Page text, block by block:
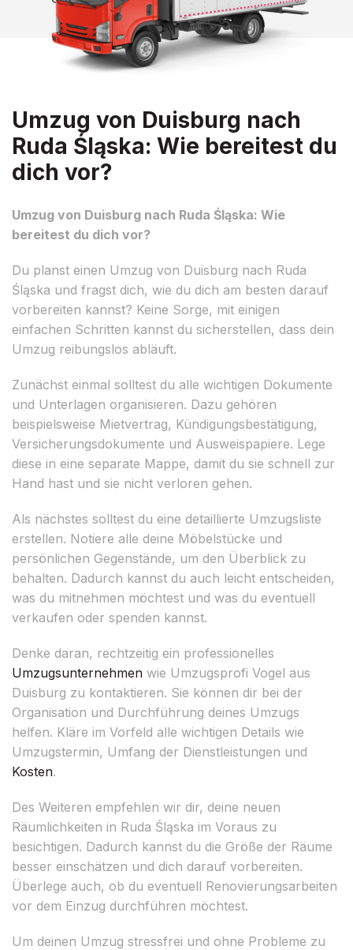
Umzug von Duisburg nach
Ruda Śląska: Wie bereitest du
dich vor?
Umzug von Duisburg nach Ruda Śląska: Wie
bereitest du dich vor?
Du planst einen Umzug von Duisburg nach Ruda
Śląska und fragst dich, wie du dich am besten darauf
vorbereiten kannst? Keine Sorge, mit einigen
einfachen Schritten kannst du sicherstellen, dass dein
Umzug reibungslos abläuft.
Zunächst einmal solltest du alle wichtigen Dokumente
und Unterlagen organisieren. Dazu gehören
beispielsweise Mietvertrag, Kündigungsbestätigung,
Versicherungsdokumente und Ausweispapiere. Lege
diese in eine separate Mappe, damit du sie schnell zur
Hand hast und sie nicht verloren gehen.
Als nächstes solltest du eine detaillierte Umzugsliste
erstellen. Notiere alle deine Möbelstücke und
persönlichen Gegenstände, um den Überblick zu
behalten. Dadurch kannst du auch leicht entscheiden,
was du mitnehmen möchtest und was du eventuell
verkaufen oder spenden kannst.
Denke daran, rechtzeitig ein professionelles
Umzugsunternehmen wie Umzugsprofi Vogel aus
Duisburg zu kontaktieren. Sie können dir bei der
Organisation und Durchführung deines Umzugs
helfen. Kläre im Vorfeld alle wichtigen Details wie
Umzugstermin, Umfang der Dienstleistungen und
Kosten.
Des Weiteren empfehlen wir dir, deine neuen
Räumlichkeiten in Ruda Śląska im Voraus zu
besichtigen. Dadurch kannst du die Größe der Räume
besser einschätzen und dich darauf vorbereiten.
Überlege auch, ob du eventuell Renovierungsarbeiten
vor dem Einzug durchführen möchtest.
Um deinen Umzug stressfrei und ohne Probleme zu